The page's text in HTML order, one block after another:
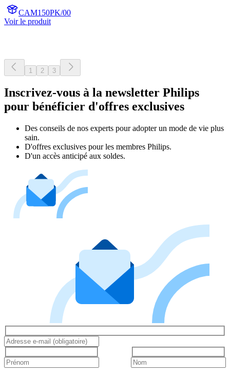
CAM150PK/00
Voir le produit
1 2 3
Inscrivez-vous à la newsletter Philips
pour bénéficier d'offres exclusives
Des conseils de nos experts pour adopter un mode de vie plus
sain.
D'offres exclusives pour les membres Philips.
D'un accès anticipé aux soldes.